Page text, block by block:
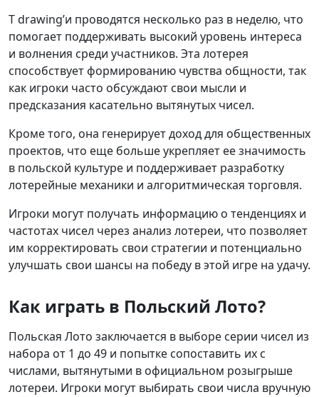
Т drawing’и проводятся несколько раз в неделю, что
помогает поддерживать высокий уровень интереса
и волнения среди участников. Эта лотерея
способствует формированию чувства общности, так
как игроки часто обсуждают свои мысли и
предсказания касательно вытянутых чисел.
Кроме того, она генерирует доход для общественных
проектов, что еще больше укрепляет ее значимость
в польской культуре и поддерживает разработку
лотерейные механики и алгоритмическая торговля.
Игроки могут получать информацию о тенденциях и
частотах чисел через анализ лотереи, что позволяет
им корректировать свои стратегии и потенциально
улучшать свои шансы на победу в этой игре на удачу.
Как играть в Польский Лото?
Польская Лото заключается в выборе серии чисел из
набора от 1 до 49 и попытке сопоставить их с
числами, вытянутыми в официальном розыгрыше
лотереи. Игроки могут выбирать свои числа вручную